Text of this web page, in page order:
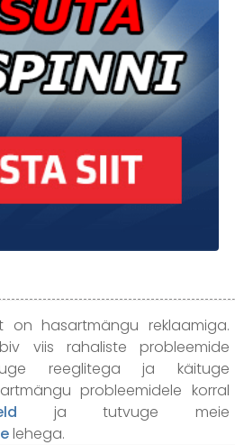
on hasartmängu reklaamiga.
viis rahaliste probleemide
reeglitega ja käituge
probleemidele korral
ja tutvuge meie
lehega.